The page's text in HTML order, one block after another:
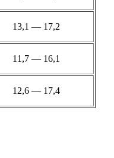
13,1 — 17,2
11,7 — 16,1
12,6 — 17,4